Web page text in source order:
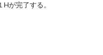
が完了する。